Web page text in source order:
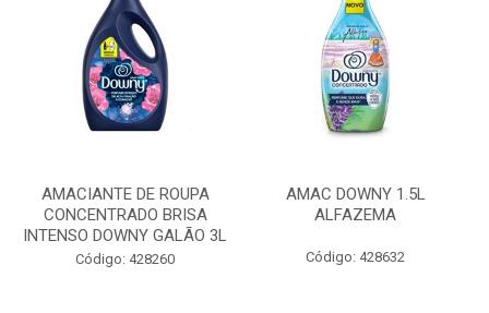
AMACIANTE DE ROUPA
CONCENTRADO BRISA
INTENSO DOWNY GALÃO 3L
Código: 428260
AMAC DOWNY 1.5L
ALFAZEMA
Código: 428632